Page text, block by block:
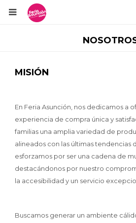

MISIÓN
En Feria Asunción, nos dedicamos a
experiencia de compra única y
familias una amplia variedad de
alineados con las últimas tendencias
esforzamos por ser una cadena de
destacándonos por nuestro
la accesibilidad y un servicio
Buscamos generar un ambiente